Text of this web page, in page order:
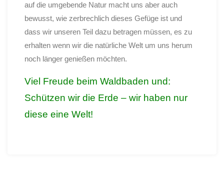
auf die umgebende Natur macht uns aber auch
bewusst, wie zerbrechlich dieses Gefüge ist und
dass wir unseren Teil dazu betragen müssen, es zu
erhalten wenn wir die natürliche Welt um uns herum
noch länger genießen möchten.
Viel Freude beim Waldbaden und:
Schützen wir die Erde – wir haben nur
diese eine Welt!